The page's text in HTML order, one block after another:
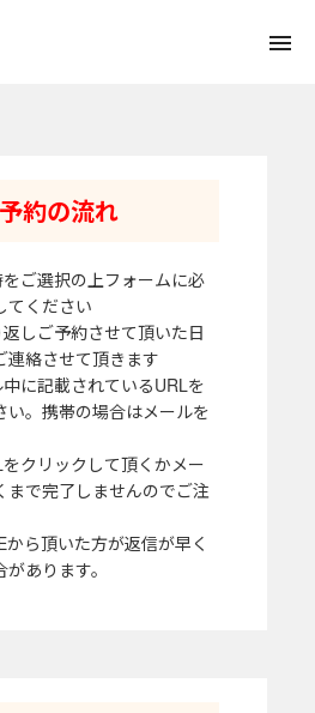
toggle
約の流れ
ご選択の上フォームに必
てください
しご予約させて頂いた日
連絡させて頂きます
に記載されているURLを
い。携帯の場合はメールを
クリックして頂くかメー
まで完了しませんのでご注
ら頂いた方が返信が早く
あります。